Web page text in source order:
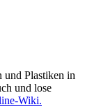
und Plastiken in
und lose
Wiki.